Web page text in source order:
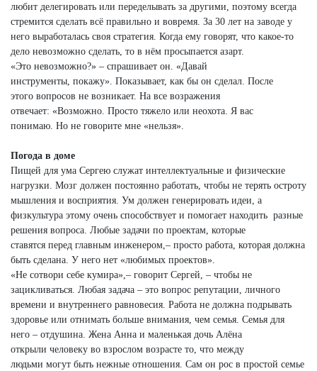
любит делегировать или переделывать за другими, поэтому всегда
стремится сделать всё правильно и вовремя. За 30 лет на заводе у
него выработалась своя стратегия. Когда ему говорят, что какое-то
дело невозможно сделать, то в нём просыпается азарт.
«Это невозможно?» – спрашивает он. «Давай
инструменты, покажу». Показывает, как бы он сделал. После
этого вопросов не возникает. На все возражения
отвечает: «Возможно. Просто тяжело или неохота. Я вас
понимаю. Но не говорите мне «нельзя».
Погода в доме
Пищей для ума Сергею служат интеллектуальные и физические
нагрузки. Мозг должен постоянно работать, чтобы не терять остроту
мышления и восприятия. Ум должен генерировать идеи, а
физкультура этому очень способствует и помогает находить разные
решения вопроса. Любые задачи по проектам, которые
ставятся перед главным инженером,– просто работа, которая должна
быть сделана. У него нет «любимых проектов».
«Не сотвори себе кумира»,– говорит Сергей, – чтобы не
зацикливаться. Любая задача – это вопрос репутации, личного
времени и внутреннего равновесия. Работа не должна подрывать
здоровье или отнимать больше внимания, чем семья. Семья для
него – отдушина. Жена Анна и маленькая дочь Алёна
открыли человеку во взрослом возрасте то, что между
людьми могут быть нежные отношения. Сам он рос в простой семье